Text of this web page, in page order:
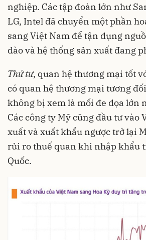
nghiệp. Các tập đoàn lớn như
LG, Intel đã chuyển một phần
sang Việt Nam để tận dụng
dào và hệ thống sản xuất đang
Thứ tư, quan hệ thương mại tốt
có quan hệ thương mại tương
không bị xem là mối đe dọa lớn
Các công ty Mỹ cũng đầu tư vào
xuất và xuất khẩu ngược trở lại
rủi ro thuế quan khi nhập khẩu
Quốc.